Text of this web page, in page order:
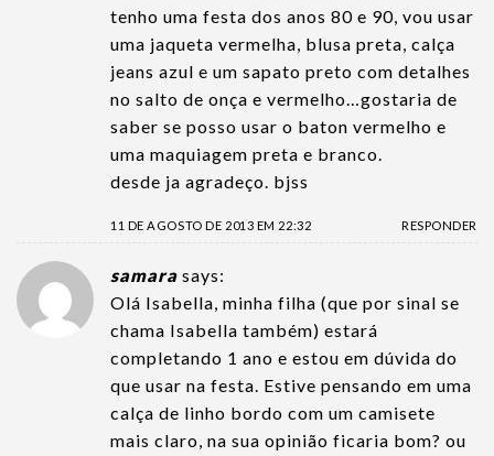
tenho uma festa dos anos 80 e 90, vou usar
uma jaqueta vermelha, blusa preta, calça
jeans azul e um sapato preto com detalhes
no salto de onça e vermelho…gostaria de
saber se posso usar o baton vermelho e
uma maquiagem preta e branco.
desde ja agradeço. bjss
11 DE AGOSTO DE 2013 EM 22:32 RESPONDER
samara says:
Olá Isabella, minha filha (que por sinal se
chama Isabella também) estará
completando 1 ano e estou em dúvida do
que usar na festa. Estive pensando em uma
calça de linho bordo com um camisete
mais claro, na sua opinião ficaria bom? ou